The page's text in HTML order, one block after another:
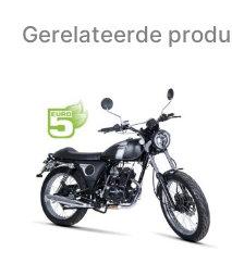
Gerelateerde